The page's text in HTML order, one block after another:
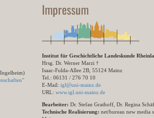
Impressum
Institut für Geschichtliche Landeskunde
Hrsg. Dr. Werner Marzi †
Isaac-Fulda-Allee 2B, 55124 Mainz
Tel.: 06131 / 276 70 10
E-Mail: igl@uni-mainz.de
URL: www.igl.uni-mainz.de
Bearbeiter: Dr. Stefan Grathoff, Dr. Regina
Technische Realisierung: net/bureau new media